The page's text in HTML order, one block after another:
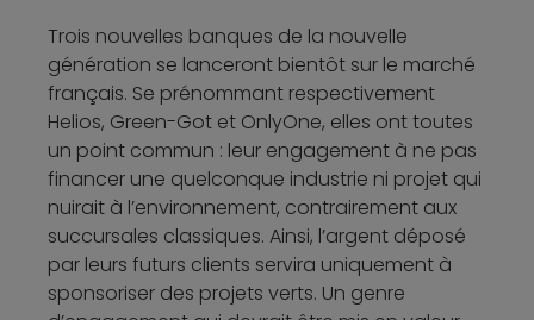
Trois nouvelles banques de la nouvelle
génération se lanceront bientôt sur le marché
français. Se prénommant respectivement
Helios, Green-Got et OnlyOne, elles ont toutes
un point commun : leur engagement à ne pas
financer une quelconque industrie ni projet qui
nuirait à l’environnement, contrairement aux
succursales classiques. Ainsi, l’argent déposé
par leurs futurs clients servira uniquement à
sponsoriser des projets verts. Un genre